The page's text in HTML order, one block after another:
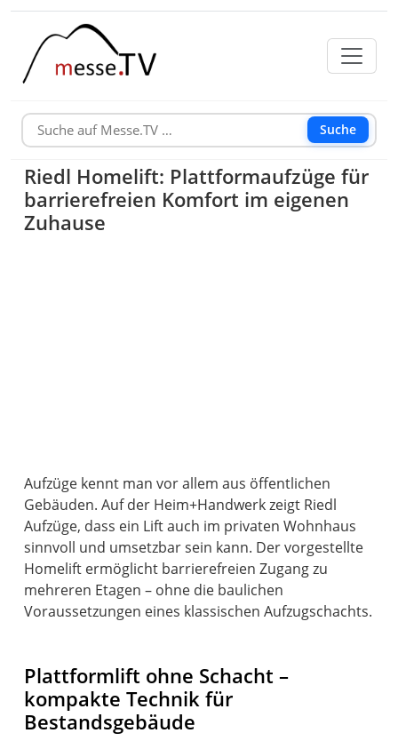
Suche
Riedl Homelift: Plattformaufzüge für
barrierefreien Komfort im eigenen
Zuhause
Aufzüge kennt man vor allem aus öffentlichen
Gebäuden. Auf der Heim+Handwerk zeigt Riedl
Aufzüge, dass ein Lift auch im privaten Wohnhaus
sinnvoll und umsetzbar sein kann. Der vorgestellte
Homelift ermöglicht barrierefreien Zugang zu
mehreren Etagen – ohne die baulichen
Voraussetzungen eines klassischen Aufzugschachts.
Plattformlift ohne Schacht –
kompakte Technik für
Bestandsgebäude